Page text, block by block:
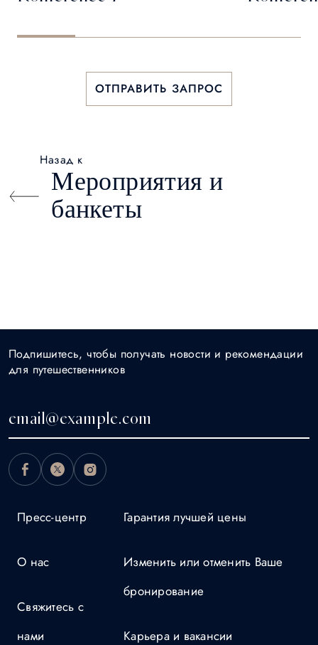
ОТПРАВИТЬ ЗАПРОС
Назад к
Мероприятия и
банкеты
Пресс-центр
О нас
Свяжитесь с
нами
Гарантия лучшей цены
Изменить или отменить Ваше
бронирование
Карьера и вакансии
Подпишитесь, чтобы получать новости и рекомендации
для путешественников